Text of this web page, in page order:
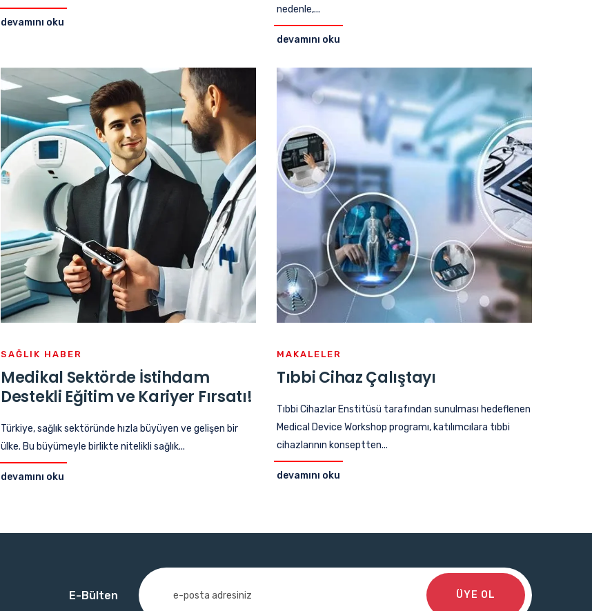
devamını oku
nedenle,...
devamını oku
SAĞLIK HABER
Medikal Sektörde İstihdam
Destekli Eğitim ve Kariyer Fırsatı!
Türkiye, sağlık sektöründe hızla büyüyen ve gelişen bir
ülke. Bu büyümeyle birlikte nitelikli sağlık...
devamını oku
MAKALELER
Tıbbi Cihaz Çalıştayı
Tıbbi Cihazlar Enstitüsü tarafından sunulması hedeflenen
Medical Device Workshop programı, katılımcılara tıbbi
cihazlarının konseptten...
devamını oku
E-Bülten ÜYE OL